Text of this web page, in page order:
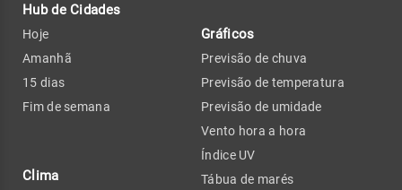
Hub de Cidades
Hoje
Amanhã
15 dias
Fim de semana
Clima
Gráficos
Previsão de chuva
Previsão de temperatura
Previsão de umidade
Vento hora a hora
Índice UV
Tábua de marés